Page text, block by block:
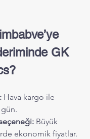
GK
Hava kargo ile
Büyük
ekonomik fiyatlar.